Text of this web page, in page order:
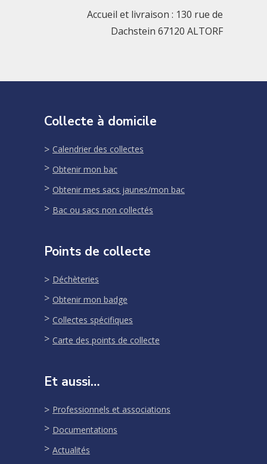
Accueil et livraison : 130 rue de
Dachstein 67120 ALTORF
Collecte à domicile
Calendrier des collectes
Obtenir mon bac
Obtenir mes sacs jaunes/mon bac
Bac ou sacs non collectés
Points de collecte
Déchèteries
Obtenir mon badge
Collectes spécifiques
Carte des points de collecte
Et aussi…
Professionnels et associations
Documentations
Actualités